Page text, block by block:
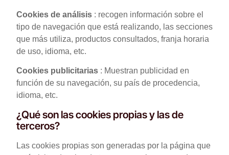
Cookies de análisis : recogen información sobre el
tipo de navegación que está realizando, las secciones
que más utiliza, productos consultados, franja horaria
de uso, idioma, etc.
Cookies publicitarias : Muestran publicidad en
función de su navegación, su país de procedencia,
idioma, etc.
¿Qué son las cookies propias y las de
terceros?
Las cookies propias son generadas por la página que